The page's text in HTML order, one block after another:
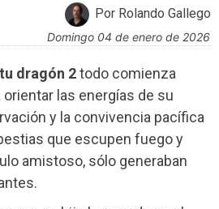
Por Rolando Gallego
domingo 04 de enero de 2026
dragón 2todo comienza
las energías de su
y la convivencia pacífica
que escupen fuego y
amistoso, sólo generaban